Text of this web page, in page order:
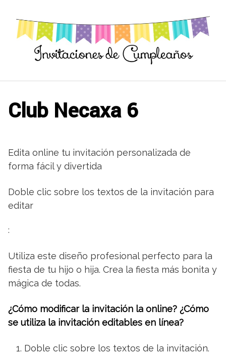
contenido
Club Necaxa 6
Edita online tu invitación personalizada de
forma fácil y divertida
Doble clic sobre los textos de la invitación para
editar
:
Utiliza este diseño profesional perfecto para la
fiesta de tu hijo o hija. Crea la fiesta más bonita y
mágica de todas.
¿Cómo modificar la invitación la online? ¿Cómo
se utiliza la invitación editables en línea?
Doble clic sobre los textos de la invitación.